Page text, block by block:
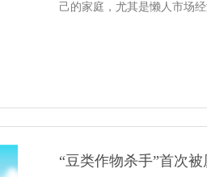
己的家庭，尤其是懒人市场
“豆类作物杀手”首次